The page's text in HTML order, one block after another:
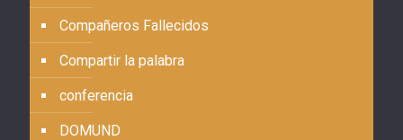
Compañeros Fallecidos
Compartir la palabra
conferencia
DOMUND